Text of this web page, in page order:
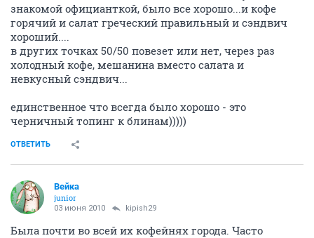
знакомой официанткой, было все хорошо...и кофе
горячий и салат греческий правильный и сэндвич
хороший....
в других точках 50/50 повезет или нет, через раз
холодный кофе, мешанина вместо салата и
невкусный сэндвич...
единственное что всегда было хорошо - это
черничный топинг к блинам)))))
ОТВЕТИТЬ
Вейка
junior
03 июня 2010 kipish29
Была почти во всей их кофейнях города. Часто